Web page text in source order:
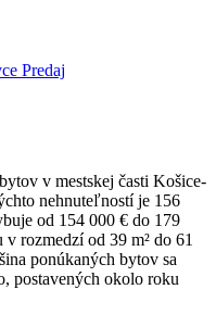
Predaj
v mestskej časti Košice-
nehnuteľností je 156
od 154 000 € do 179
rozmedzí od 39 m² do 61
ponúkaných bytov sa
postavených okolo roku